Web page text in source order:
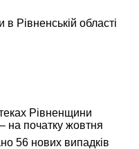
Рівненській області
Рівненщини
на початку жовтня
56 нових випадків